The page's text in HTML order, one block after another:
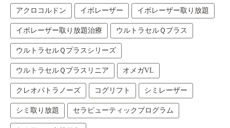
アクロコルドン イボレーザー イボレーザー取り放題
イボレーザー取り放題治療 ウルトラセルＱプラス
ウルトラセルＱプラスシリーズ
ウルトラセルＱプラスリニア オメガVL
クレオパトラノーズ コグリフト シミレーザー
シミ取り放題 セラピューティックプログラム